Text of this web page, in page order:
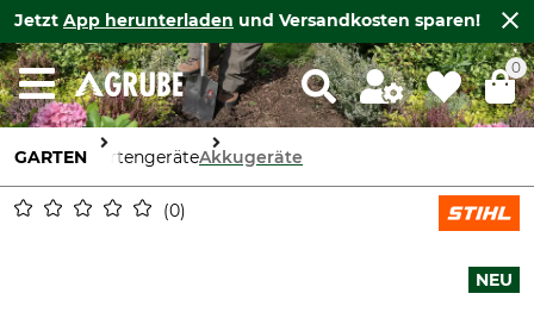
Jetzt App herunterladen und Versandkosten sparen!
0
GARTEN GartengeräteAkkugeräte
0
NEU